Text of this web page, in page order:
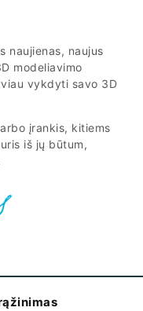
naujienas, naujus
modeliavimo
vykdyti savo 3D
įrankis, kitiems
iš jų būtum,